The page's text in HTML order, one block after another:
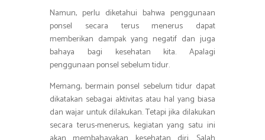
Namun, perlu diketahui bahwa penggunaan
ponsel secara terus menerus dapat
memberikan dampak yang negatif dan juga
bahaya bagi kesehatan kita. Apalagi
penggunaan ponsel sebelum tidur.
Memang, bermain ponsel sebelum tidur dapat
dikatakan sebagai aktivitas atau hal yang biasa
dan wajar untuk dilakukan. Tetapi jika dilakukan
secara terus-menerus, kegiatan yang satu ini